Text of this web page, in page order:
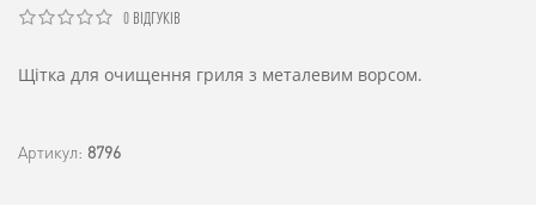
0 ВІДГУКІВ
Щітка для очищення гриля з металевим ворсом.
Артикул: 8796